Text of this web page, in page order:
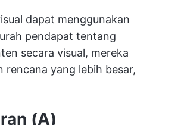
dapat menggunakan
pendapat tentang
secara visual, mereka
rencana yang lebih besar,
(A)